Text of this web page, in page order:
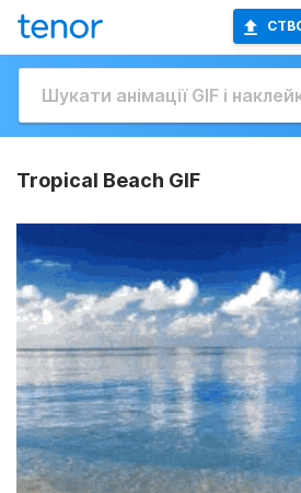
Tropical Beach GIF